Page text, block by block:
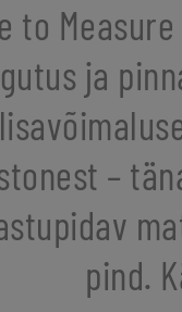
to
ja
–
pind.